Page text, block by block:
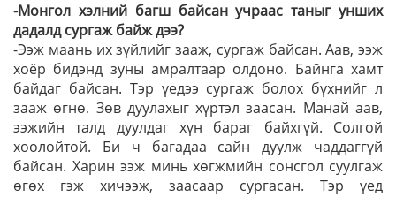
-Монгол хэлний багш байсан учраас таныг унших
дадалд сургаж байж дээ?
-Ээж маань их зүйлийг зааж, сургаж байсан. Аав, ээж
хоёр бидэнд зуны амралтаар олдоно. Байнга хамт
байдаг байсан. Тэр үедээ сургаж болох бүхнийг л
зааж өгнө. Зөв дуулахыг хүртэл заасан. Манай аав,
ээжийн талд дуулдаг хүн бараг байхгүй. Солгой
хоолойтой. Би ч багадаа сайн дуулж чаддаггүй
байсан. Харин ээж минь хөгжмийн сонсгол суулгаж
өгөх гэж хичээж, заасаар сургасан. Тэр үед